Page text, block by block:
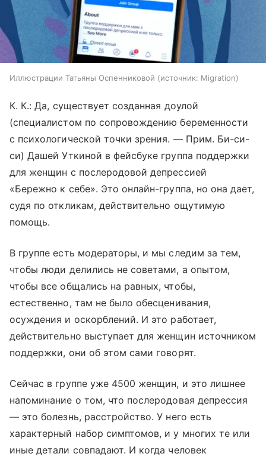
Иллюстрации Татьяны Оспенниковой источник: Migration
К. К.: Да, существует созданная доулой
(специалистом по сопровождению беременности
с психологической точки зрения. — Прим. Би-си-
си) Дашей Уткиной в фейсбуке группа поддержки
для женщин с послеродовой депрессией
«Бережно к себе». Это онлайн-группа, но она дает,
судя по откликам, действительно ощутимую
помощь.
В группе есть модераторы, и мы следим за тем,
чтобы люди делились не советами, а опытом,
чтобы все общались на равных, чтобы,
естественно, там не было обесценивания,
осуждения и оскорблений. И это работает,
действительно выступает для женщин источником
поддержки, они об этом сами говорят.
Сейчас в группе уже 4500 женщин, и это лишнее
напоминание о том, что послеродовая депрессия
— это болезнь, расстройство. У него есть
характерный набор симптомов, и у многих те или
иные детали совпадают. И когда человек